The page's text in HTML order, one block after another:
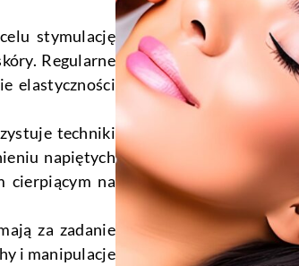
stymulację
Regularne
elastyczności
techniki
napiętych
cierpiącym na
za zadanie
i manipulacje